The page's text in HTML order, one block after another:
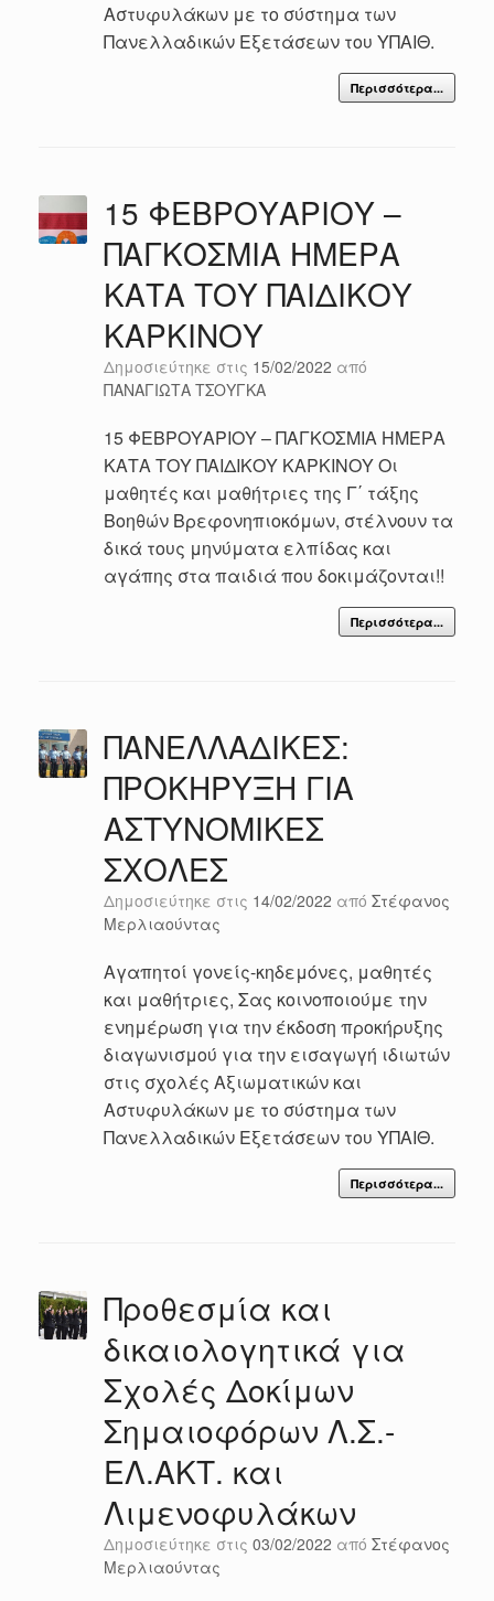
Αστυφυλάκων με το σύστημα των
Πανελλαδικών Εξετάσεων του ΥΠΑΙΘ.
Περισσότερα...
15 ΦΕΒΡΟΥΑΡΙΟΥ –
ΠΑΓΚΟΣΜΙΑ ΗΜΕΡΑ
ΚΑΤΑ ΤΟΥ ΠΑΙΔΙΚΟΥ
ΚΑΡΚΙΝΟΥ
Δημοσιεύτηκε στις 15/02/2022 από
ΠΑΝΑΓΙΩΤΑ ΤΣΟΥΓΚΑ
15 ΦΕΒΡΟΥΑΡΙΟΥ – ΠΑΓΚΟΣΜΙΑ ΗΜΕΡΑ
ΚΑΤΑ ΤΟΥ ΠΑΙΔΙΚΟΥ ΚΑΡΚΙΝΟΥ Οι
μαθητές και μαθήτριες της Γ΄ τάξης
Βοηθών Βρεφονηπιοκόμων, στέλνουν τα
δικά τους μηνύματα ελπίδας και
αγάπης στα παιδιά που δοκιμάζονται!!
Περισσότερα...
ΠΑΝΕΛΛΑΔΙΚΕΣ:
ΠΡΟΚΗΡΥΞΗ ΓΙΑ
ΑΣΤΥΝΟΜΙΚΕΣ
ΣΧΟΛΕΣ
Δημοσιεύτηκε στις 14/02/2022 από Στέφανος
Μερλιαούντας
Αγαπητοί γονείς-κηδεμόνες, μαθητές
και μαθήτριες, Σας κοινοποιούμε την
ενημέρωση για την έκδοση προκήρυξης
διαγωνισμού για την εισαγωγή ιδιωτών
στις σχολές Αξιωματικών και
Αστυφυλάκων με το σύστημα των
Πανελλαδικών Εξετάσεων του ΥΠΑΙΘ.
Περισσότερα...
Προθεσμία και
δικαιολογητικά για
Σχολές Δοκίμων
Σημαιοφόρων Λ.Σ.-
ΕΛ.ΑΚΤ. και
Λιμενοφυλάκων
Δημοσιεύτηκε στις 03/02/2022 από Στέφανος
Μερλιαούντας